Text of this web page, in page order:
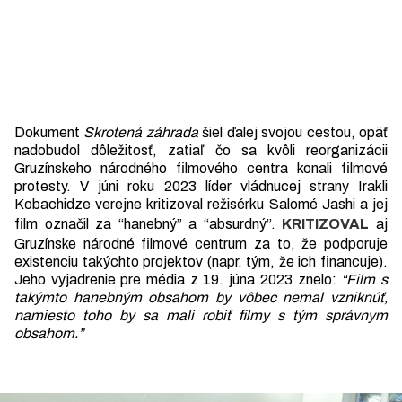
Dokument Skrotená záhradašiel ďalej svojou cestou, opäť
nadobudol dôležitosť, zatiaľ čo sa kvôli reorganizácii
Gruzínskeho národného filmového centra konali filmové
protesty. V júni roku 2023 líder vládnucej strany Irakli
Kobachidze verejne kritizoval režisérku Salomé Jashi a jej
film označil za “hanebný” a “absurdný”. KRITIZOVAL aj
Gruzínske národné filmové centrum za to, že podporuje
existenciu takýchto projektov (napr. tým, že ich financuje).
Jeho vyjadrenie pre média z 19. júna 2023 znelo: “Film s
takýmto hanebným obsahom by vôbec nemal vzniknúť,
namiesto toho by sa mali robiť filmy s tým správnym
obsahom.”